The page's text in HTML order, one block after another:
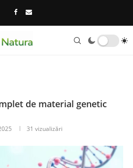
de material genetic
31 vizualizări